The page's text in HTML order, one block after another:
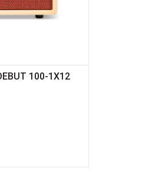
100-1X12